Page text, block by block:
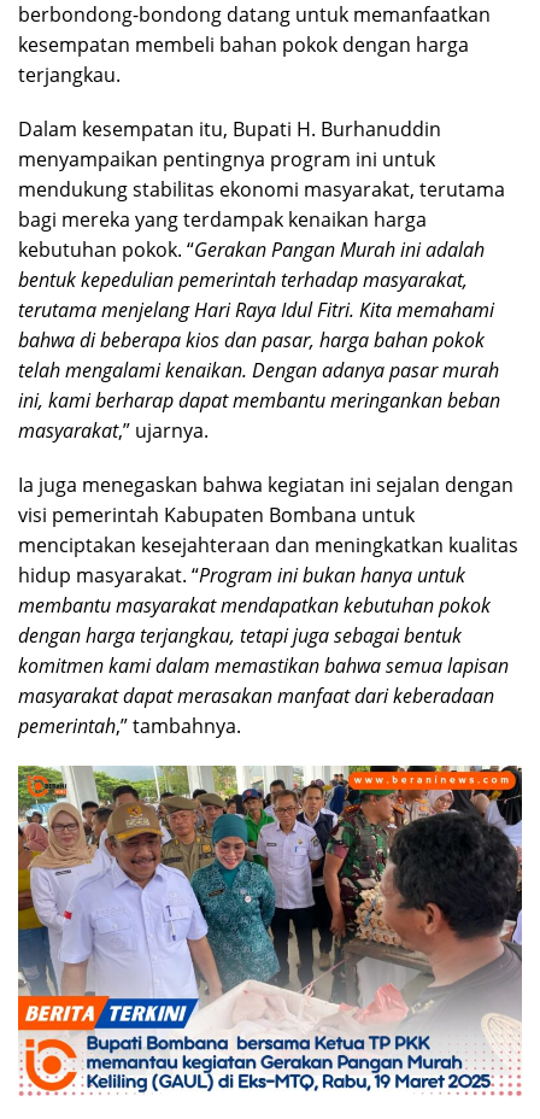
berbondong-bondong datang untuk memanfaatkan
kesempatan membeli bahan pokok dengan harga
terjangkau.
Dalam kesempatan itu, Bupati H. Burhanuddin
menyampaikan pentingnya program ini untuk
mendukung stabilitas ekonomi masyarakat, terutama
bagi mereka yang terdampak kenaikan harga
kebutuhan pokok. “Gerakan Pangan Murah ini adalah
bentuk kepedulian pemerintah terhadap masyarakat,
terutama menjelang Hari Raya Idul Fitri. Kita memahami
bahwa di beberapa kios dan pasar, harga bahan pokok
telah mengalami kenaikan. Dengan adanya pasar murah
ini, kami berharap dapat membantu meringankan beban
masyarakat,” ujarnya.
Ia juga menegaskan bahwa kegiatan ini sejalan dengan
visi pemerintah Kabupaten Bombana untuk
menciptakan kesejahteraan dan meningkatkan kualitas
hidup masyarakat. “Program ini bukan hanya untuk
membantu masyarakat mendapatkan kebutuhan pokok
dengan harga terjangkau, tetapi juga sebagai bentuk
komitmen kami dalam memastikan bahwa semua lapisan
masyarakat dapat merasakan manfaat dari keberadaan
pemerintah,” tambahnya.